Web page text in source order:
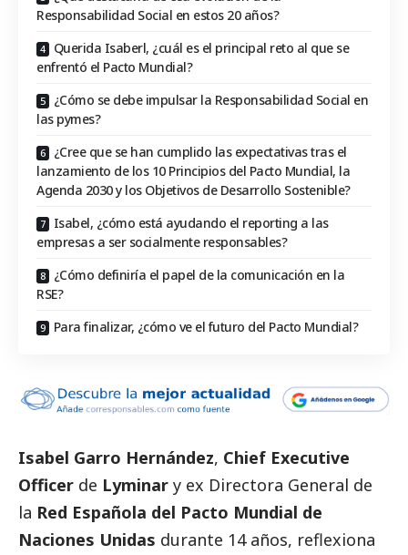
Responsabilidad Social en estos 20 años?
Querida Isaberl, ¿cuál es el principal reto al que se
enfrentó el Pacto Mundial?
¿Cómo se debe impulsar la Responsabilidad Social en
las pymes?
¿Cree que se han cumplido las expectativas tras el
lanzamiento de los 10 Principios del Pacto Mundial, la
Agenda 2030 y los Objetivos de Desarrollo Sostenible?
Isabel, ¿cómo está ayudando el reporting a las
empresas a ser socialmente responsables?
¿Cómo definiría el papel de la comunicación en la
RSE?
Para finalizar, ¿cómo ve el futuro del Pacto Mundial?
Isabel Garro Hernández, Chief Executive
Officer de Lyminar y ex Directora General de
la Red Española del Pacto Mundial de
Naciones Unidas durante 14 años, reflexiona